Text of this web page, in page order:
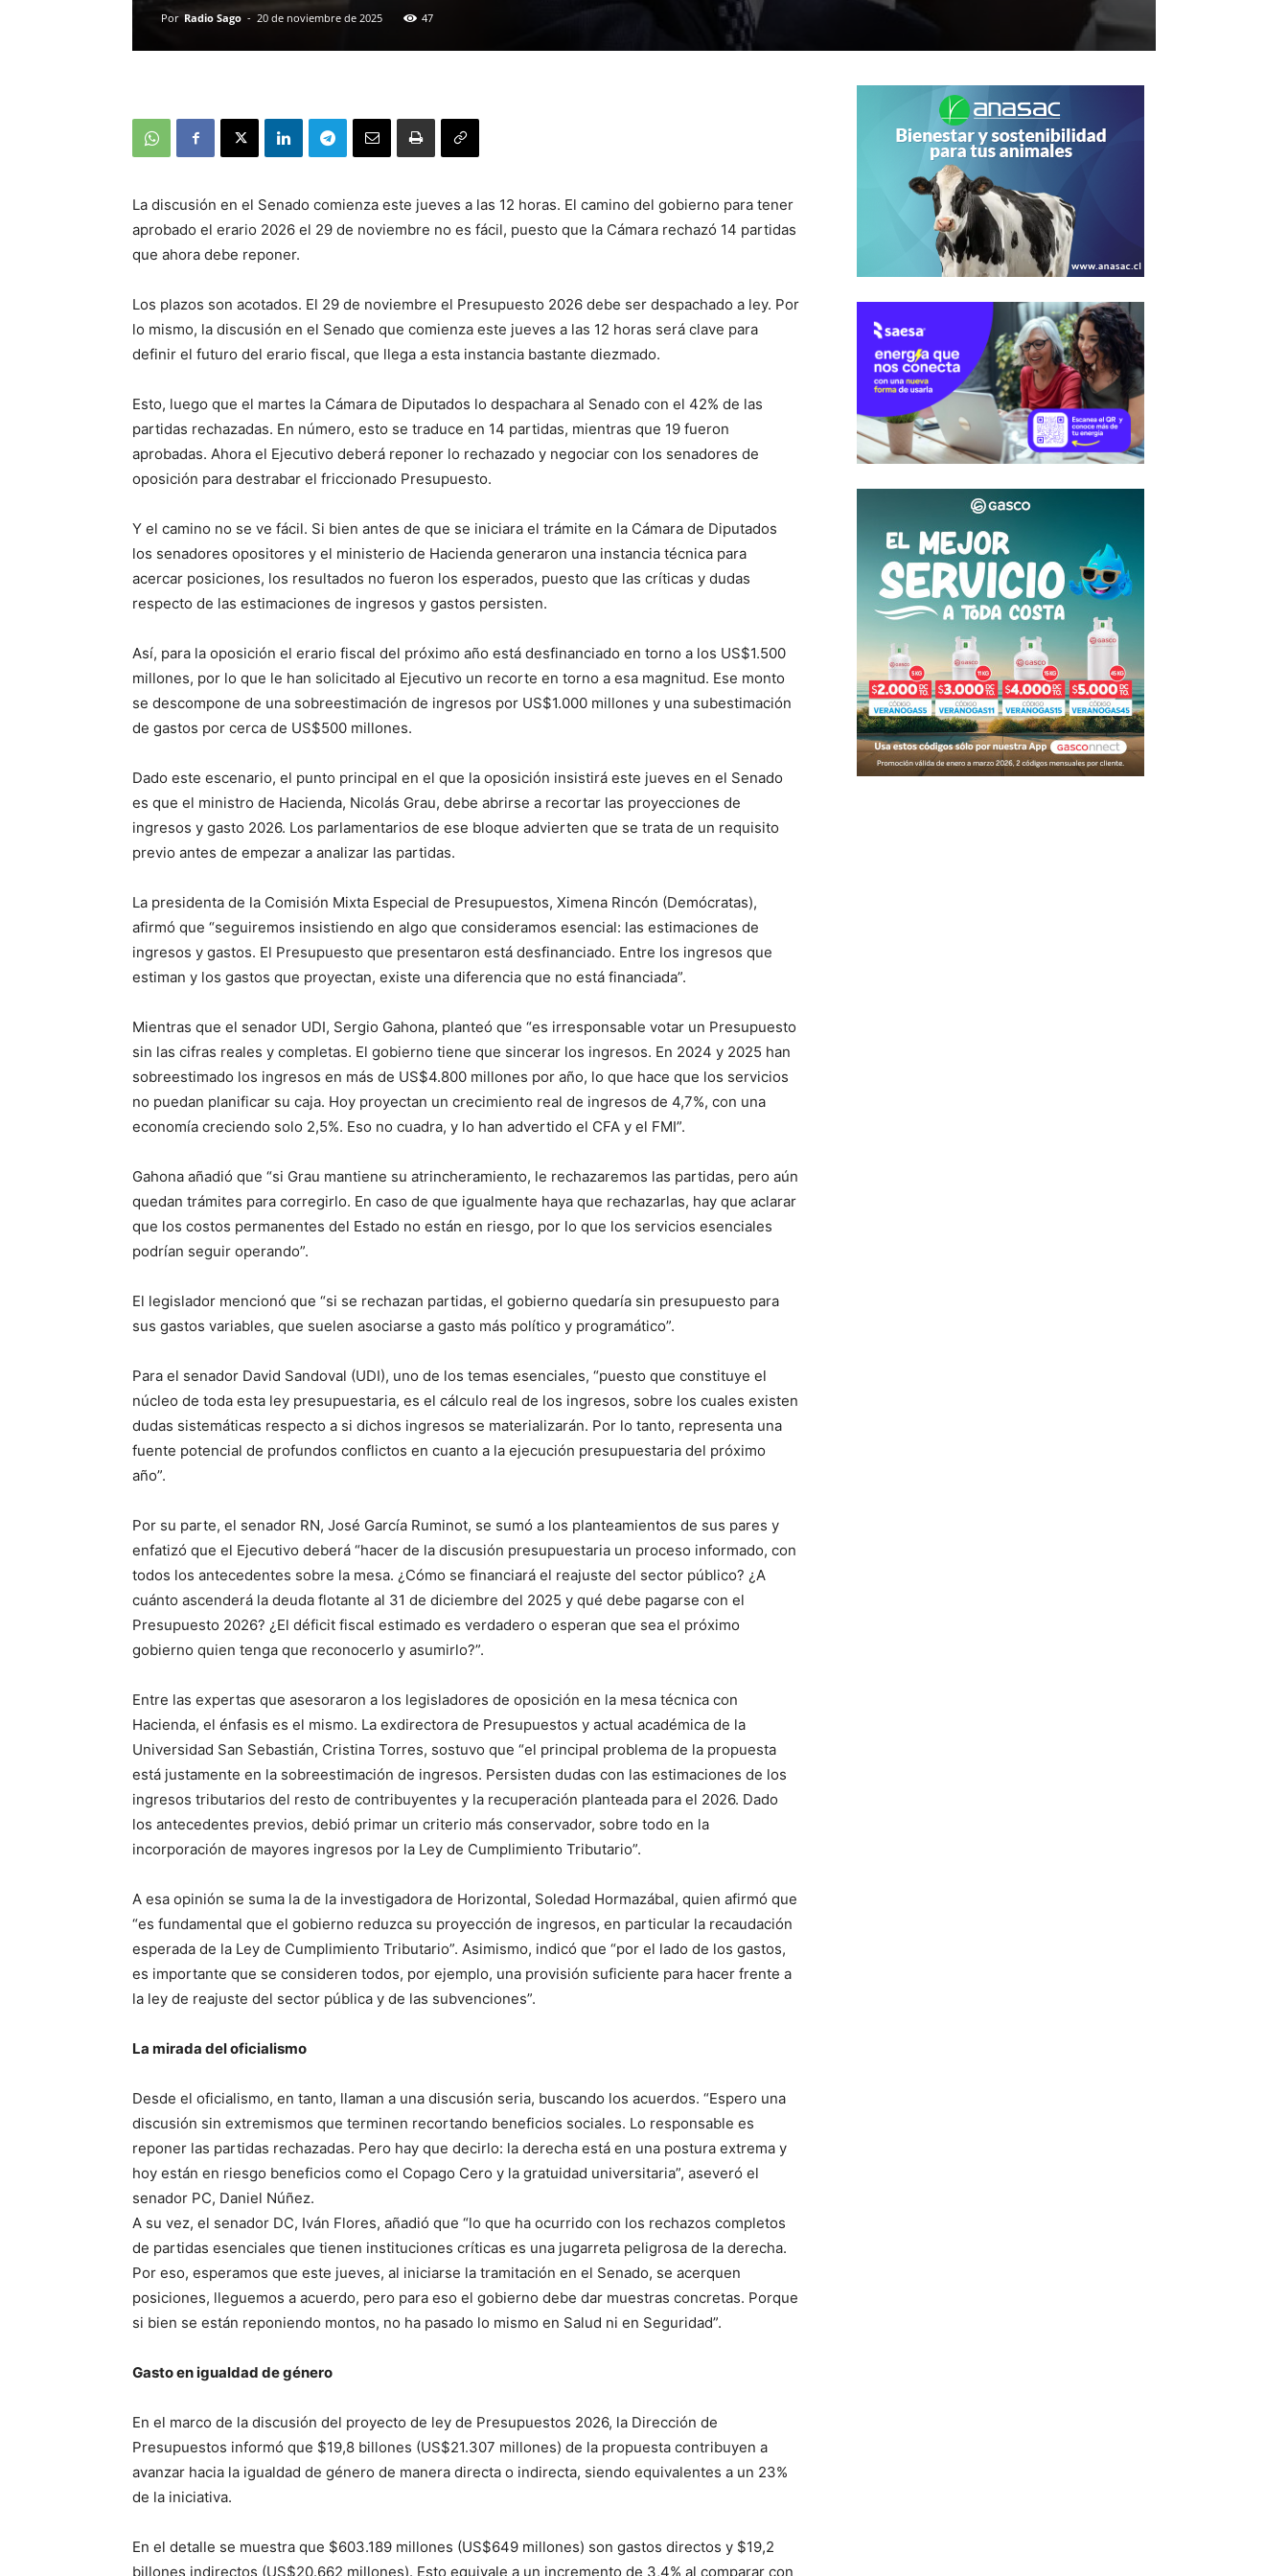
Por Radio Sago - 20 de noviembre de 2025 47
La discusión en el Senado comienza este jueves a las 12 horas. El camino del gobierno para tener
aprobado el erario 2026 el 29 de noviembre no es fácil, puesto que la Cámara rechazó 14 partidas
que ahora debe reponer.
Los plazos son acotados. El 29 de noviembre el Presupuesto 2026 debe ser despachado a ley. Por
lo mismo, la discusión en el Senado que comienza este jueves a las 12 horas será clave para
definir el futuro del erario fiscal, que llega a esta instancia bastante diezmado.
Esto, luego que el martes la Cámara de Diputados lo despachara al Senado con el 42% de las
partidas rechazadas. En número, esto se traduce en 14 partidas, mientras que 19 fueron
aprobadas. Ahora el Ejecutivo deberá reponer lo rechazado y negociar con los senadores de
oposición para destrabar el friccionado Presupuesto.
Y el camino no se ve fácil. Si bien antes de que se iniciara el trámite en la Cámara de Diputados
los senadores opositores y el ministerio de Hacienda generaron una instancia técnica para
acercar posiciones, los resultados no fueron los esperados, puesto que las críticas y dudas
respecto de las estimaciones de ingresos y gastos persisten.
Así, para la oposición el erario fiscal del próximo año está desfinanciado en torno a los US$1.500
millones, por lo que le han solicitado al Ejecutivo un recorte en torno a esa magnitud. Ese monto
se descompone de una sobreestimación de ingresos por US$1.000 millones y una subestimación
de gastos por cerca de US$500 millones.
Dado este escenario, el punto principal en el que la oposición insistirá este jueves en el Senado
es que el ministro de Hacienda, Nicolás Grau, debe abrirse a recortar las proyecciones de
ingresos y gasto 2026. Los parlamentarios de ese bloque advierten que se trata de un requisito
previo antes de empezar a analizar las partidas.
La presidenta de la Comisión Mixta Especial de Presupuestos, Ximena Rincón (Demócratas),
afirmó que “seguiremos insistiendo en algo que consideramos esencial: las estimaciones de
ingresos y gastos. El Presupuesto que presentaron está desfinanciado. Entre los ingresos que
estiman y los gastos que proyectan, existe una diferencia que no está financiada”.
Mientras que el senador UDI, Sergio Gahona, planteó que “es irresponsable votar un Presupuesto
sin las cifras reales y completas. El gobierno tiene que sincerar los ingresos. En 2024 y 2025 han
sobreestimado los ingresos en más de US$4.800 millones por año, lo que hace que los servicios
no puedan planificar su caja. Hoy proyectan un crecimiento real de ingresos de 4,7%, con una
economía creciendo solo 2,5%. Eso no cuadra, y lo han advertido el CFA y el FMI”.
Gahona añadió que “si Grau mantiene su atrincheramiento, le rechazaremos las partidas, pero aún
quedan trámites para corregirlo. En caso de que igualmente haya que rechazarlas, hay que aclarar
que los costos permanentes del Estado no están en riesgo, por lo que los servicios esenciales
podrían seguir operando”.
El legislador mencionó que “si se rechazan partidas, el gobierno quedaría sin presupuesto para
sus gastos variables, que suelen asociarse a gasto más político y programático”.
Para el senador David Sandoval (UDI), uno de los temas esenciales, “puesto que constituye el
núcleo de toda esta ley presupuestaria, es el cálculo real de los ingresos, sobre los cuales existen
dudas sistemáticas respecto a si dichos ingresos se materializarán. Por lo tanto, representa una
fuente potencial de profundos conflictos en cuanto a la ejecución presupuestaria del próximo
año”.
Por su parte, el senador RN, José García Ruminot, se sumó a los planteamientos de sus pares y
enfatizó que el Ejecutivo deberá “hacer de la discusión presupuestaria un proceso informado, con
todos los antecedentes sobre la mesa. ¿Cómo se financiará el reajuste del sector público? ¿A
cuánto ascenderá la deuda flotante al 31 de diciembre del 2025 y qué debe pagarse con el
Presupuesto 2026? ¿El déficit fiscal estimado es verdadero o esperan que sea el próximo
gobierno quien tenga que reconocerlo y asumirlo?”.
Entre las expertas que asesoraron a los legisladores de oposición en la mesa técnica con
Hacienda, el énfasis es el mismo. La exdirectora de Presupuestos y actual académica de la
Universidad San Sebastián, Cristina Torres, sostuvo que “el principal problema de la propuesta
está justamente en la sobreestimación de ingresos. Persisten dudas con las estimaciones de los
ingresos tributarios del resto de contribuyentes y la recuperación planteada para el 2026. Dado
los antecedentes previos, debió primar un criterio más conservador, sobre todo en la
incorporación de mayores ingresos por la Ley de Cumplimiento Tributario”.
A esa opinión se suma la de la investigadora de Horizontal, Soledad Hormazábal, quien afirmó que
“es fundamental que el gobierno reduzca su proyección de ingresos, en particular la recaudación
esperada de la Ley de Cumplimiento Tributario”. Asimismo, indicó que “por el lado de los gastos,
es importante que se consideren todos, por ejemplo, una provisión suficiente para hacer frente a
la ley de reajuste del sector pública y de las subvenciones”.
La mirada del oficialismo
Desde el oficialismo, en tanto, llaman a una discusión seria, buscando los acuerdos. “Espero una
discusión sin extremismos que terminen recortando beneficios sociales. Lo responsable es
reponer las partidas rechazadas. Pero hay que decirlo: la derecha está en una postura extrema y
hoy están en riesgo beneficios como el Copago Cero y la gratuidad universitaria”, aseveró el
senador PC, Daniel Núñez.
A su vez, el senador DC, Iván Flores, añadió que “lo que ha ocurrido con los rechazos completos
de partidas esenciales que tienen instituciones críticas es una jugarreta peligrosa de la derecha.
Por eso, esperamos que este jueves, al iniciarse la tramitación en el Senado, se acerquen
posiciones, lleguemos a acuerdo, pero para eso el gobierno debe dar muestras concretas. Porque
si bien se están reponiendo montos, no ha pasado lo mismo en Salud ni en Seguridad”.
Gasto en igualdad de género
En el marco de la discusión del proyecto de ley de Presupuestos 2026, la Dirección de
Presupuestos informó que $19,8 billones (US$21.307 millones) de la propuesta contribuyen a
avanzar hacia la igualdad de género de manera directa o indirecta, siendo equivalentes a un 23%
de la iniciativa.
En el detalle se muestra que $603.189 millones (US$649 millones) son gastos directos y $19,2
billones indirectos (US$20.662 millones). Esto equivale a un incremento de 3,4% al comparar con